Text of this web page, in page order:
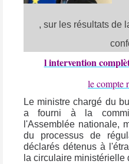
, sur les résultats de
l intervention
le compte
Le ministre chargé du
a fourni à la
l'Assemblée nationale,
du processus de
déclarés détenus à
la circulaire ministérielle